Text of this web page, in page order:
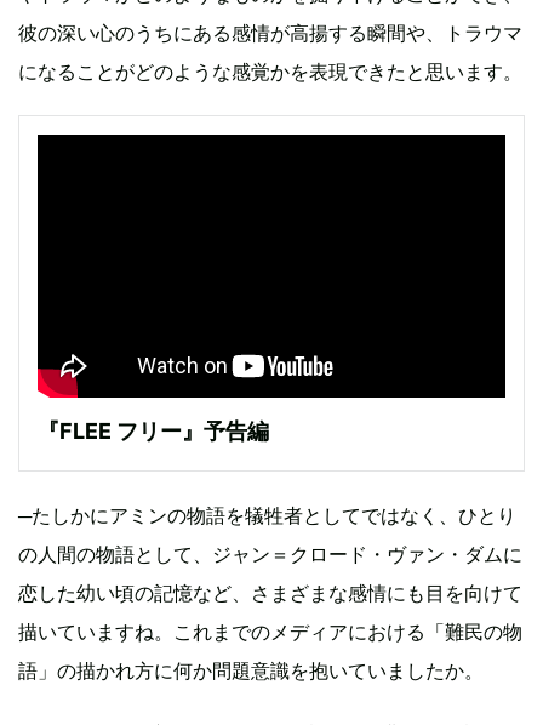
彼の深い心のうちにある感情が高揚する瞬間や、トラウマ
になることがどのような感覚かを表現できたと思います。
『FLEE フリー』予告編
─たしかにアミンの物語を犠牲者としてではなく、ひとり
の人間の物語として、ジャン＝クロード・ヴァン・ダムに
恋した幼い頃の記憶など、さまざまな感情にも目を向けて
描いていますね。これまでのメディアにおける「難民の物
語」の描かれ方に何か問題意識を抱いていましたか。